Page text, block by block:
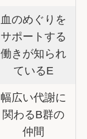
血のめぐりを
サポートする
働きが知られ
ているE
幅広い代謝に
関わるB群の
仲間